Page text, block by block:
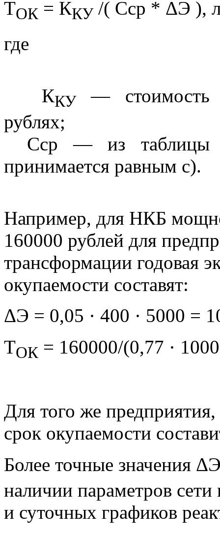
ТОК = ККУ/( Сср * ΔЭ ),
где
ККУ— стоимость
рублях;
Сср — из таблицы
принимается равным c).
Например, для НКБ
160000 рублей для
трансформации годовая
окупаемости составят:
ΔЭ = 0,05 · 400 · 5000 =
ТОК = 160000/(0,77 ·
Для того же
срок окупаемости
Более точные значения
наличии параметров
и суточных графиков